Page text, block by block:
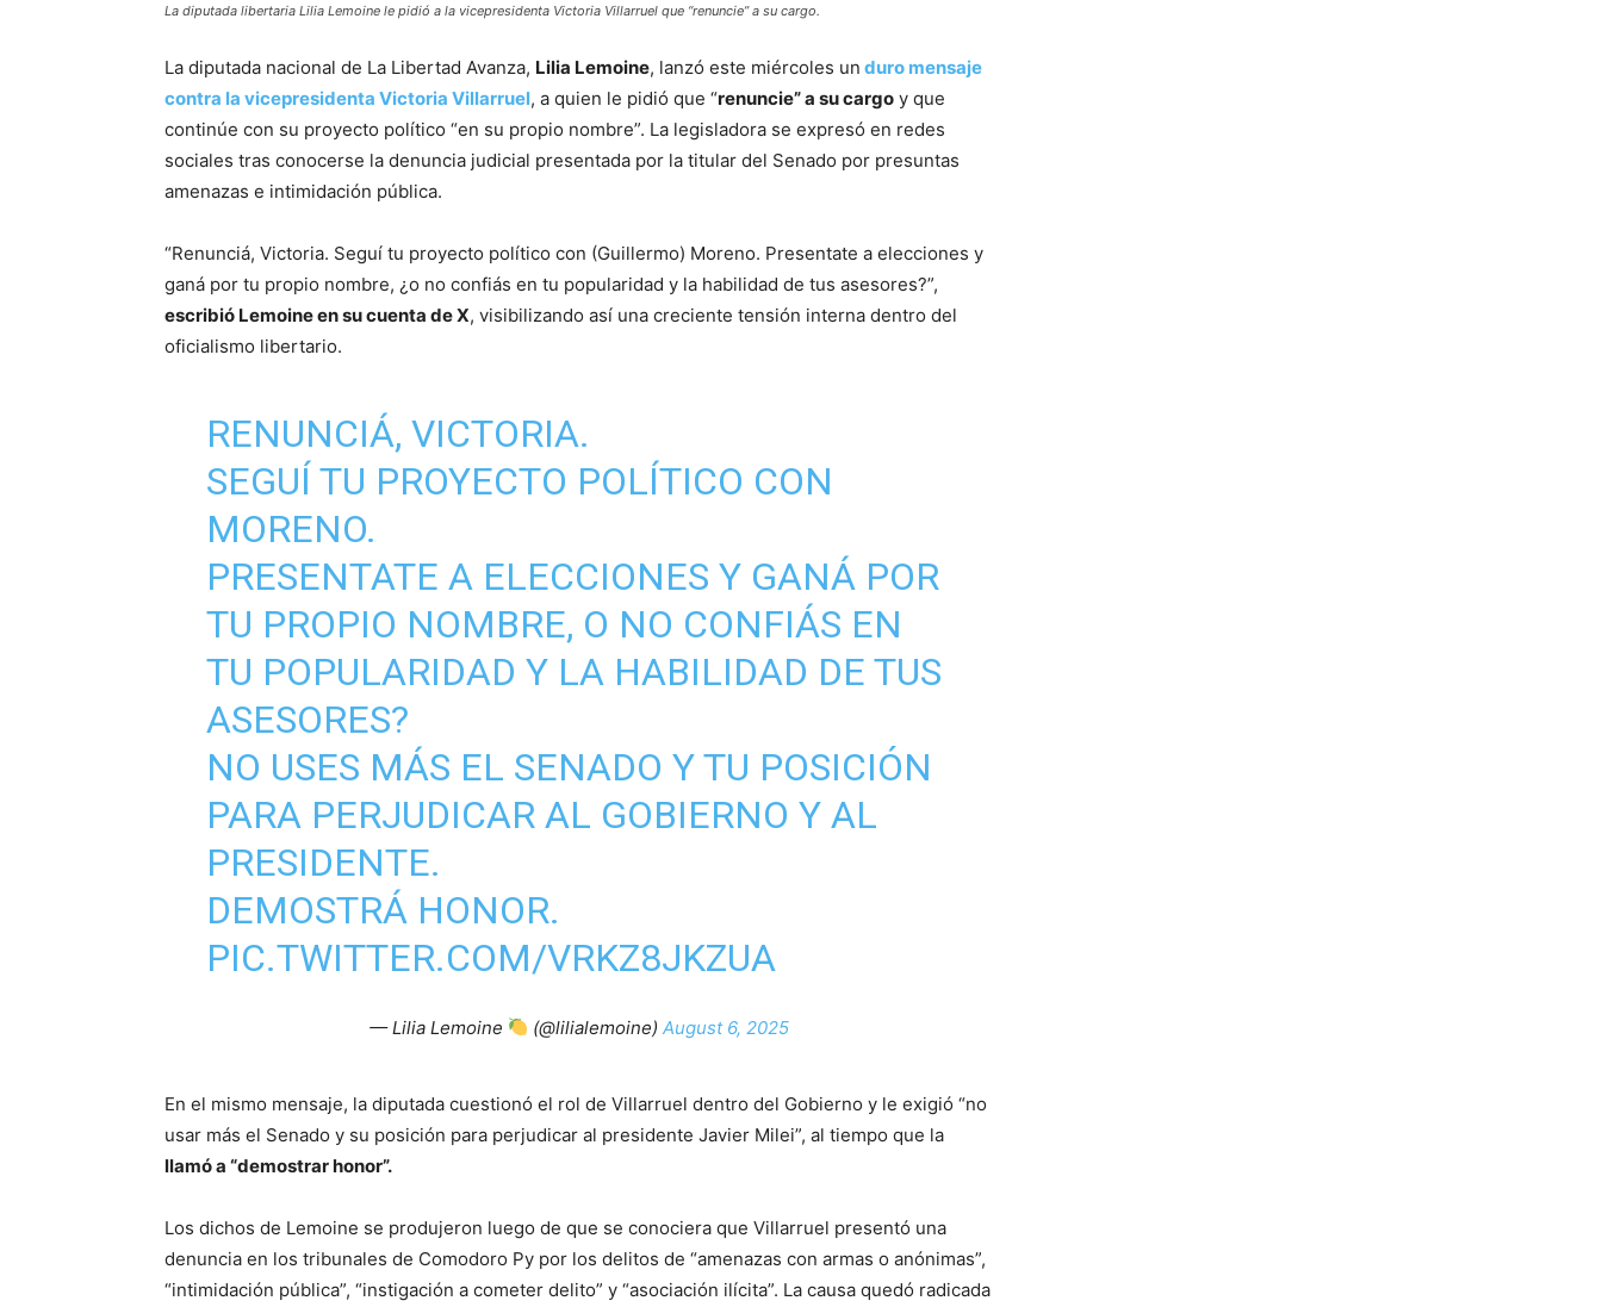
La diputada libertaria Lilia Lemoine le pidió a la vicepresidenta Victoria Villarruel que “renuncie” a su cargo.
La diputada nacional de La Libertad Avanza, Lilia Lemoine, lanzó este miércoles un duro mensaje
contra la vicepresidenta Victoria Villarruel, a quien le pidió que “renuncie” a su cargo y que
continúe con su proyecto político “en su propio nombre”. La legisladora se expresó en redes
sociales tras conocerse la denuncia judicial presentada por la titular del Senado por presuntas
amenazas e intimidación pública.
“Renunciá, Victoria. Seguí tu proyecto político con (Guillermo) Moreno. Presentate a elecciones y
ganá por tu propio nombre, ¿o no confiás en tu popularidad y la habilidad de tus asesores?”,
escribió Lemoine en su cuenta de X, visibilizando así una creciente tensión interna dentro del
oficialismo libertario.
RENUNCIÁ, VICTORIA.
SEGUÍ TU PROYECTO POLÍTICO CON
MORENO.
PRESENTATE A ELECCIONES Y GANÁ POR
TU PROPIO NOMBRE, O NO CONFIÁS EN
TU POPULARIDAD Y LA HABILIDAD DE TUS
ASESORES?
NO USES MÁS EL SENADO Y TU POSICIÓN
PARA PERJUDICAR AL GOBIERNO Y AL
PRESIDENTE.
DEMOSTRÁ HONOR.
PIC.TWITTER.COM/VRKZ8JKZUA
— Lilia Lemoine (@lilialemoine)August 6, 2025
En el mismo mensaje, la diputada cuestionó el rol de Villarruel dentro del Gobierno y le exigió “no
usar más el Senado y su posición para perjudicar al presidente Javier Milei”, al tiempo que la
llamó a “demostrar honor”.
Los dichos de Lemoine se produjeron luego de que se conociera que Villarruel presentó una
denuncia en los tribunales de Comodoro Py por los delitos de “amenazas con armas o anónimas”,
“intimidación pública”, “instigación a cometer delito” y “asociación ilícita”. La causa quedó radicada